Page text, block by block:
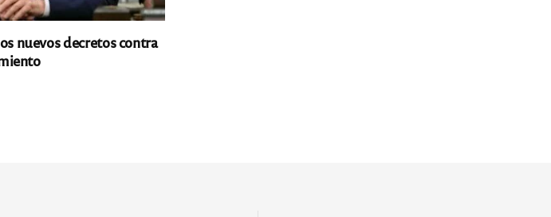
nuevos decretos contra